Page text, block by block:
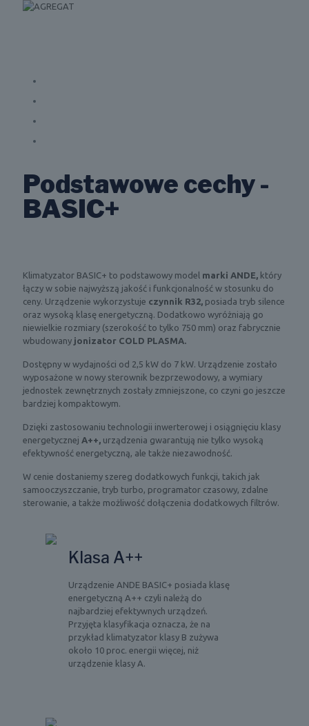
Podstawowe cechy -
BASIC+
Klimatyzator BASIC+ to podstawowy model marki ANDE, który
łączy w sobie najwyższą jakość i funkcjonalność w stosunku do
ceny. Urządzenie wykorzystuje czynnik R32, posiada tryb silence
oraz wysoką klasę energetyczną. Dodatkowo wyróżniają go
niewielkie rozmiary (szerokość to tylko 750 mm) oraz fabrycznie
wbudowany jonizator COLD PLASMA.
Dostępny w wydajności od 2,5 kW do 7 kW. Urządzenie zostało
wyposażone w nowy sterownik bezprzewodowy, a wymiary
jednostek zewnętrznych zostały zmniejszone, co czyni go jeszcze
bardziej kompaktowym.
Dzięki zastosowaniu technologii inwerterowej i osiągnięciu klasy
energetycznej A++, urządzenia gwarantują nie tylko wysoką
efektywność energetyczną, ale także niezawodność.
W cenie dostaniemy szereg dodatkowych funkcji, takich jak
samooczyszczanie, tryb turbo, programator czasowy, zdalne
sterowanie, a także możliwość dołączenia dodatkowych filtrów.
Klasa A++
Urządzenie ANDE BASIC+ posiada klasę
energetyczną A++ czyli należą do
najbardziej efektywnych urządzeń.
Przyjęta klasyfikacja oznacza, że na
przykład klimatyzator klasy B zużywa
około 10 proc. energii więcej, niż
urządzenie klasy A.